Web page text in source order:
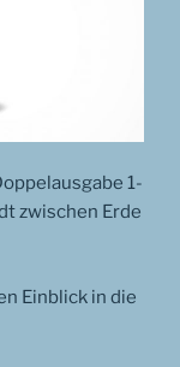
1-
zwischen Erde
Einblick in die